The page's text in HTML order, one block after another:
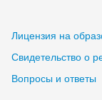
Лицензия на
Свидетельство о
Вопросы и ответы